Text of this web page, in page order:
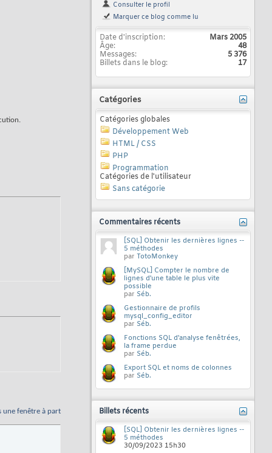
une fenêtre à part
Consulter le profil
Marquer ce blog comme lu
Date d'inscription
Mars 2005
Âge
48
Messages
5 376
Billets dans le blog
17
Catégories
Catégories globales
Développement Web
HTML / CSS
PHP
Programmation
Catégories de l'utilisateur
Sans catégorie
Commentaires récents
[SQL] Obtenir les dernières lignes --
5 méthodes
par TotoMonkey
[MySQL] Compter le nombre de
lignes d'une table le plus vite
possible
par Séb.
Gestionnaire de profils
mysql_config_editor
par Séb.
Fonctions SQL d'analyse fenêtrées,
la frame perdue
par Séb.
Export SQL et noms de colonnes
par Séb.
Billets récents
[SQL] Obtenir les dernières lignes --
5 méthodes
30/09/2023 15h30